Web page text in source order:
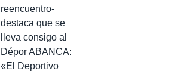
reencuentro-
destaca que se
lleva consigo al
Dépor ABANCA:
«El Deportivo